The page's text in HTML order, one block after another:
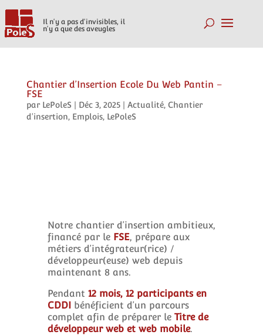
Il n'y a pas d'invisibles, il
n'y a que des aveugles
Chantier d’Insertion Ecole Du Web Pantin –
FSE
par LePoleS Déc 3, 2025| Actualité, Chantier
d'insertion, Emplois, LePoleS
Notre chantier d’insertion ambitieux,
financé par le FSE, prépare aux
métiers d’intégrateur(rice) /
développeur(euse) web depuis
maintenant 8 ans.
Pendant 12 mois, 12 participants en
CDDIbénéficient d’un parcours
complet afin de préparer le Titre de
développeur web et web mobile.